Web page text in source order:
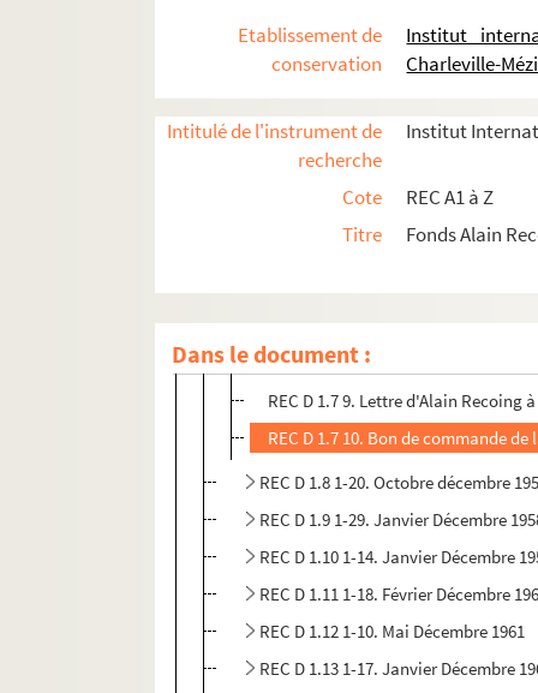
Etablissement de
conservation
Institut
Charleville-
Intitulé de l'instrument de
recherche
Institut
Cote
REC A1 à Z
Titre
Fonds Alain
Dans le document :
REC D 1.7 1-10. Avril novembre 1956
REC D 1.7 1. Contrat entre Henri
REC D 1.7 2. Lettre de la
REC D 1.7 6. Brouillon de lettre
REC D 1.7 7. Lettre d'Alain Recoing
REC D 1.7 8. Lettre de J. Terrand à
REC D 1.7 9. Lettre d'Alain Recoing
REC D 1.7 10. Bon de commande
REC D 1.8 1-20. Octobre décembre
REC D 1.9 1-29. Janvier Décembre
REC D 1.10 1-14. Janvier Décembre
REC D 1.11 1-18. Février Décembre
REC D 1.12 1-10. Mai Décembre 1961
REC D 1.13 1-17. Janvier Décembre